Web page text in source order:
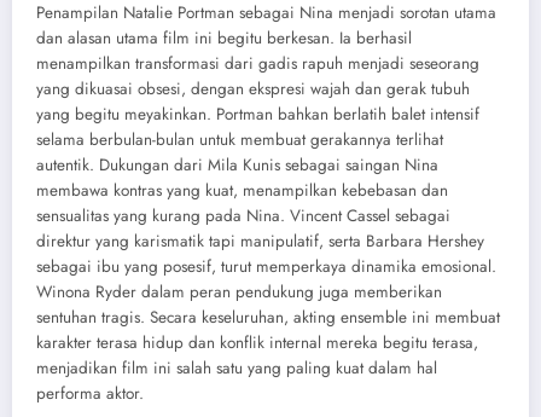
Penampilan Natalie Portman sebagai Nina menjadi sorotan utama
dan alasan utama film ini begitu berkesan. Ia berhasil
menampilkan transformasi dari gadis rapuh menjadi seseorang
yang dikuasai obsesi, dengan ekspresi wajah dan gerak tubuh
yang begitu meyakinkan. Portman bahkan berlatih balet intensif
selama berbulan-bulan untuk membuat gerakannya terlihat
autentik. Dukungan dari Mila Kunis sebagai saingan Nina
membawa kontras yang kuat, menampilkan kebebasan dan
sensualitas yang kurang pada Nina. Vincent Cassel sebagai
direktur yang karismatik tapi manipulatif, serta Barbara Hershey
sebagai ibu yang posesif, turut memperkaya dinamika emosional.
Winona Ryder dalam peran pendukung juga memberikan
sentuhan tragis. Secara keseluruhan, akting ensemble ini membuat
karakter terasa hidup dan konflik internal mereka begitu terasa,
menjadikan film ini salah satu yang paling kuat dalam hal
performa aktor.